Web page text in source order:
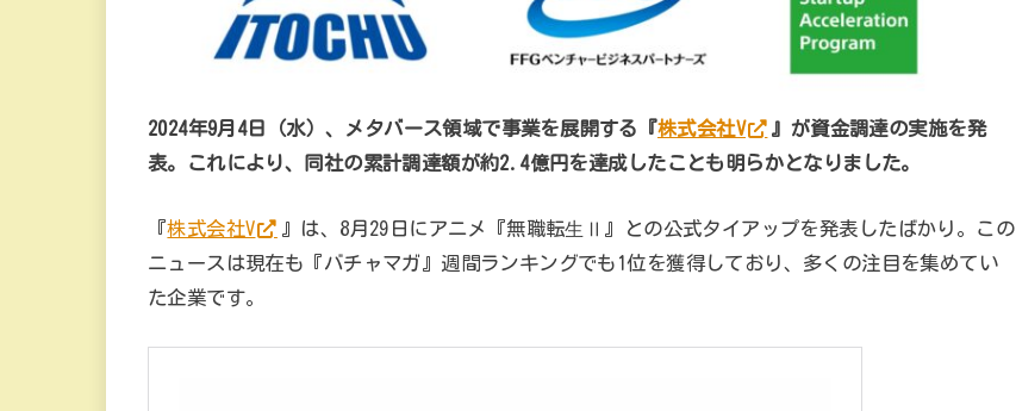
2024年9月4日（水）、メタバース領域で事業を展開する『株式会社V
』が資金調達の実施を発
表。これにより、同社の累計調達額が約2.4億円を達成したことも明らかとなりました。
『株式会社V
』は、8月29日にアニメ『無職転⽣Ⅱ』との公式タイアップを発表したばかり。この
ニュースは現在も『バチャマガ』週間ランキングでも1位を獲得しており、多くの注目を集めてい
た企業です。